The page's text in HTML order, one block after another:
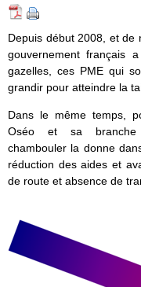
Depuis début 2008, et de
gouvernement français
gazelles, ces PME qui
grandir pour atteindre la
Dans le même temps,
Oséo et sa branche
chambouler la donne
réduction des aides et
de route et absence de